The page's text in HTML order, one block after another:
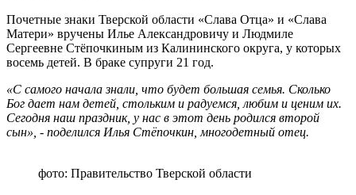
​Почетные знаки Тверской области «Слава Отца» и «Слава
Матери» вручены Илье Александровичу и Людмиле
Сергеевне Стёпочкиным из Калининского округа, у которых
восемь детей. В браке супруги 21 год.
«С самого начала знали, что будет большая семья. Сколько
Бог дает нам детей, стольким и радуемся, любим и ценим их.
Сегодня наш праздник, у нас в этот день родился второй
сын», - поделился Илья Стёпочкин, многодетный отец.
фото: Правительство Тверской области